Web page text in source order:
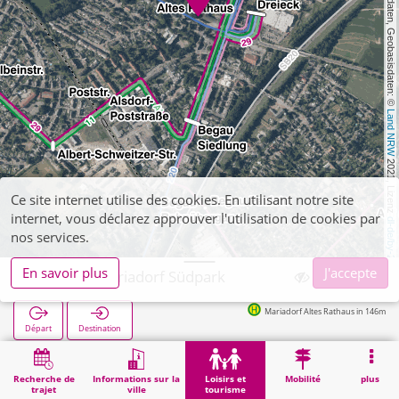
, Kartendaten, Geobasisdaten: ©
Land NRW
2021, Lizenz
dl-de/by-2-0
Recherche de
trajet
Informations sur la
ville
Loisirs et
tourisme
Mobilité plus
Alsdorf, Mariadorf Südpark
Départ Destination
Mariadorf Altes Rathaus in 146m
Démarrage Loisirs et tourisme Loisirs de proximité Alsdorf, Mariadorf Südpark
Ce site internet utilise des cookies. En utilisant notre site
internet, vous déclarez approuver l'utilisation de cookies par
nos services.
En savoir plus
J'accepte